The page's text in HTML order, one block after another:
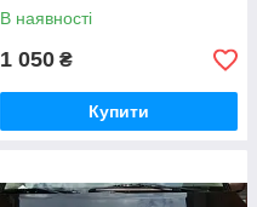
В наявності
1 050 ₴
Купити